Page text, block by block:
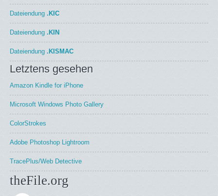
Dateiendung .KIC
Dateiendung .KIN
Dateiendung .KISMAC
Letztens gesehen
Amazon Kindle for iPhone
Microsoft Windows Photo Gallery
ColorStrokes
Adobe Photoshop Lightroom
TracePlus/Web Detective
theFile.org